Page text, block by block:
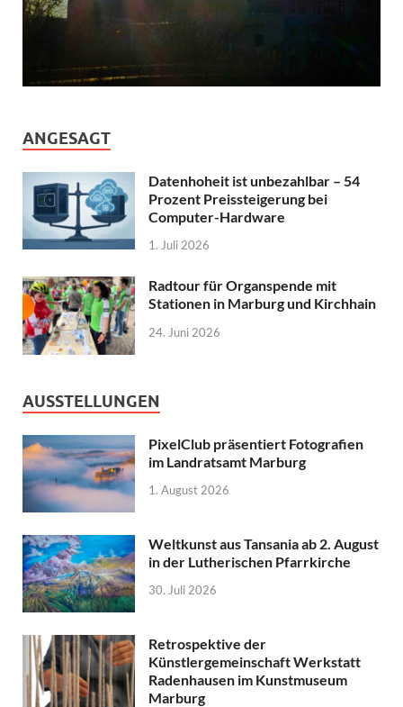
ANGESAGT
Datenhoheit ist unbezahlbar – 54
Prozent Preissteigerung bei
Computer-Hardware
1. Juli 2026
Radtour für Organspende mit
Stationen in Marburg und Kirchhain
24. Juni 2026
AUSSTELLUNGEN
PixelClub präsentiert Fotografien
im Landratsamt Marburg
1. August 2026
Weltkunst aus Tansania ab 2. August
in der Lutherischen Pfarrkirche
30. Juli 2026
Retrospektive der
Künstlergemeinschaft Werkstatt
Radenhausen im Kunstmuseum
Marburg